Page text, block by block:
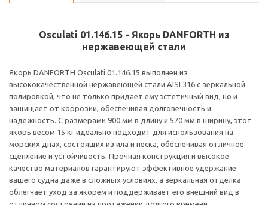
Osculati 01.146.15 - Якорь DANFORTH из
нержавеющей стали
Якорь DANFORTH Osculati 01.146.15 выполнен из
высококачественной нержавеющей стали AISI 316 с зеркальной
полировкой, что не только придает ему эстетичный вид, но и
защищает от коррозии, обеспечивая долговечность и
надежность. С размерами 900 мм в длину и 570 мм в ширину, этот
якорь весом 15 кг идеально подходит для использования на
морских днах, состоящих из ила и песка, обеспечивая отличное
сцепление и устойчивость. Прочная конструкция и высокое
качество материалов гарантируют эффективное удержание
вашего судна даже в сложных условиях, а зеркальная отделка
облегчает уход за якорем и поддерживает его внешний вид в